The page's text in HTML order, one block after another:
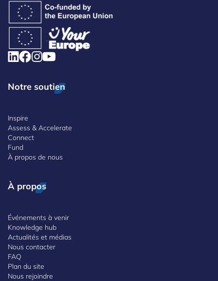
Notre soutien
Inspire
Assess & Accelerate
Connect
Fund
À propos de nous
À propos
Événements à venir
Knowledge hub
Actualités et médias
Nous contacter
FAQ
Plan du site
Nous rejoindre